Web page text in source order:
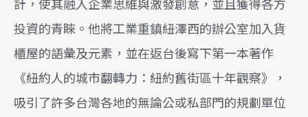
投資的青睞。他將工業重鎮紐澤西的辦公室加入貨
櫃屋的語彙及元素，並在返台後寫下第一本著作
《紐約人的城市翻轉力：紐約舊街區十年觀察》，
吸引了許多台灣各地的無論公或私部門的規劃單位